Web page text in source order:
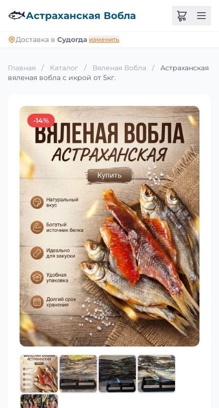
🐟Астраханская Вобла
Доставка в Судогда изменить
Главная / Каталог / Вяленая Вобла /
Астраханская
вяленая вобла с икрой от 5кг.
-14%